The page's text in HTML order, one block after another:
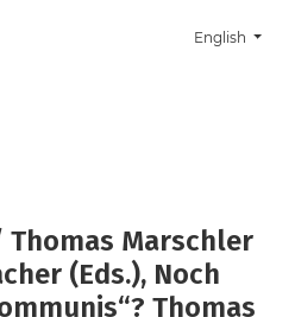
Change the
English
Marschler
(Eds.), Noch
Thomas